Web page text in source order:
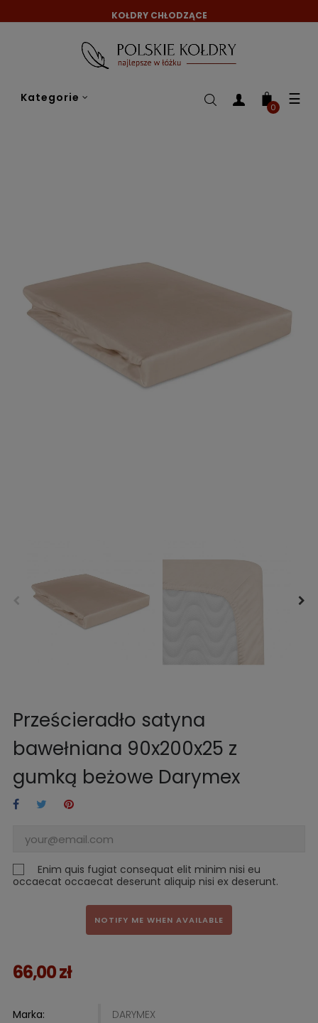
KOŁDRY CHŁODZĄCE
Kategorie ☰
0
Prześcieradło satyna
bawełniana 90x200x25 z
gumką beżowe Darymex
Enim quis fugiat consequat elit minim nisi eu
occaecat occaecat deserunt aliquip nisi ex deserunt.
NOTIFY ME WHEN AVAILABLE
66,00 zł
Marka:
DARYMEX